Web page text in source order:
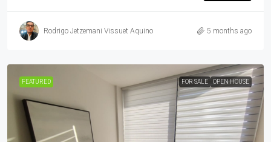
Rodrigo Jetzemani Vissuet Aquino 5 months ago
FEATURED FOR SALE OPEN HOUSE